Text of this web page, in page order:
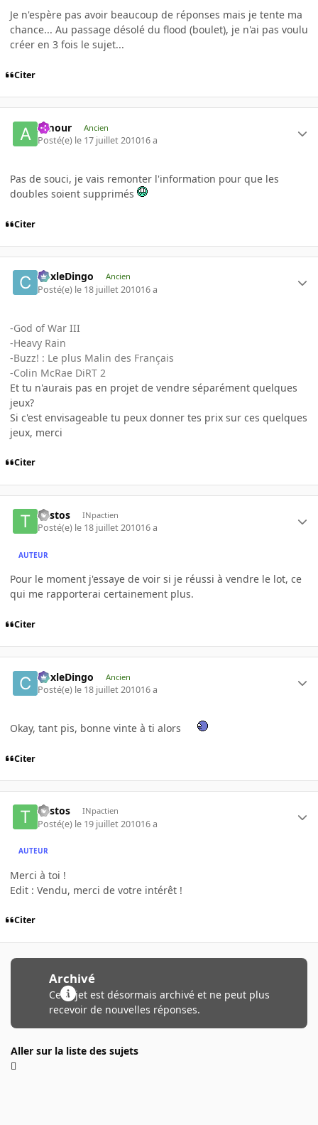
Je n'espère pas avoir beaucoup de réponses mais je tente ma
chance... Au passage désolé du flood (boulet), je n'ai pas voulu
créer en 3 fois le sujet...
Citer
Amour Ancien
Posté(e) le 17 juillet 201016 a
Pas de souci, je vais remonter l'information pour que les
doubles soient supprimés
Citer
CoxleDingo Ancien
Posté(e) le 18 juillet 201016 a
-God of War III
-Heavy Rain
-Buzz! : Le plus Malin des Français
-Colin McRae DiRT 2
Et tu n'aurais pas en projet de vendre séparément quelques
jeux?
Si c'est envisageable tu peux donner tes prix sur ces quelques
jeux, merci
Citer
Tristos INpactien
Posté(e) le 18 juillet 201016 a
AUTEUR
Pour le moment j'essaye de voir si je réussi à vendre le lot, ce
qui me rapporterai certainement plus.
Citer
CoxleDingo Ancien
Posté(e) le 18 juillet 201016 a
Okay, tant pis, bonne vinte à ti alors
Citer
Tristos INpactien
Posté(e) le 19 juillet 201016 a
AUTEUR
Merci à toi !
Edit : Vendu, merci de votre intérêt !
Citer
Archivé
Ce sujet est désormais archivé et ne peut plus
recevoir de nouvelles réponses.
Aller sur la liste des sujets